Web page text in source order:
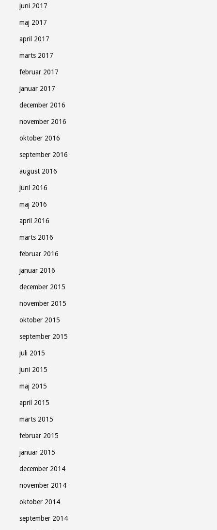
juni 2017
maj 2017
april 2017
marts 2017
februar 2017
januar 2017
december 2016
november 2016
oktober 2016
september 2016
august 2016
juni 2016
maj 2016
april 2016
marts 2016
februar 2016
januar 2016
december 2015
november 2015
oktober 2015
september 2015
juli 2015
juni 2015
maj 2015
april 2015
marts 2015
februar 2015
januar 2015
december 2014
november 2014
oktober 2014
september 2014